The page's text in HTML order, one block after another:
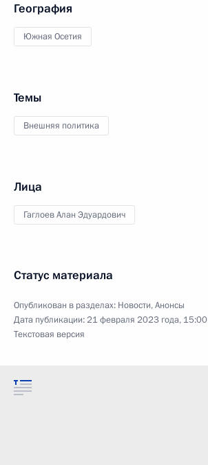
География
Южная Осетия
Темы
Внешняя политика
Лица
Гаглоев Алан Эдуардович
Статус материала
Опубликован в разделах: Новости,Анонсы
Дата публикации:21 февраля 2023 года, 15:00
Текстовая версия